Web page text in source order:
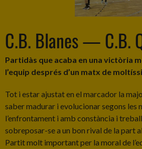
C.B. Blanes — C.B.
Partidàs que acaba en una victòria
l’equip després d’un matx de
Tot i estar ajustat en el marcador la
saber madurar i evolucionar segons les
l’enfrontament i amb constància i
sobreposar-se a un bon rival de la part
Partit molt important per la moral de